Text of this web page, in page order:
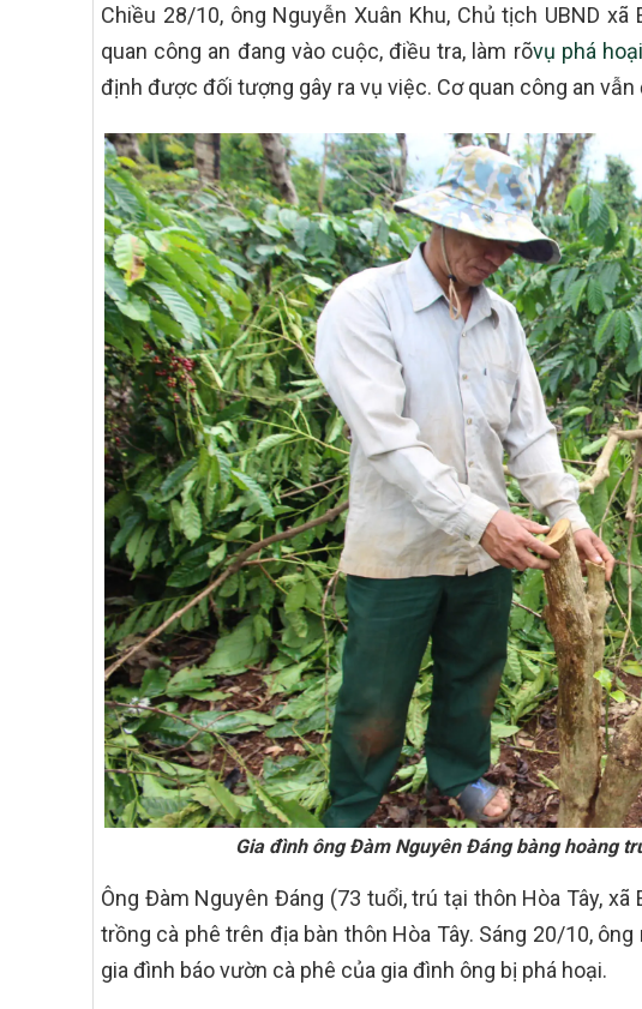
Chiều 28/10, ông Nguyễn Xuân Khu, Chủ tịch UBND
quan công an đang vào cuộc, điều tra, làm rõvụ phá
định được đối tượng gây ra vụ việc. Cơ quan công an vẫn
Gia đình ông Đàm Nguyên Đáng bàng hoàng
Ông Đàm Nguyên Đáng (73 tuổi, trú tại thôn Hòa Tây,
trồng cà phê trên địa bàn thôn Hòa Tây. Sáng 20/10,
gia đình báo vườn cà phê của gia đình ông bị phá hoại.